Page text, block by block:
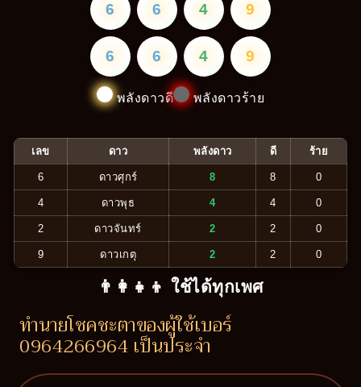
6 6 4 9
6 6 4 9
พลังดาวดี พลังดาวร้าย
เลข ดาว พลังดาว ดี ร้าย
6 ดาวศุกร์ 8 8 0
4 ดาวพุธ 4 4 0
2 ดาวจันทร์ 2 2 0
9 ดาวเกตุ 2 2 0
👨‍👩‍👧‍👦 ใช้ได้ทุกเพศ
ทำนายโชคชะตาของผู้ใช้เบอร์
0964266964 เป็นประจำ